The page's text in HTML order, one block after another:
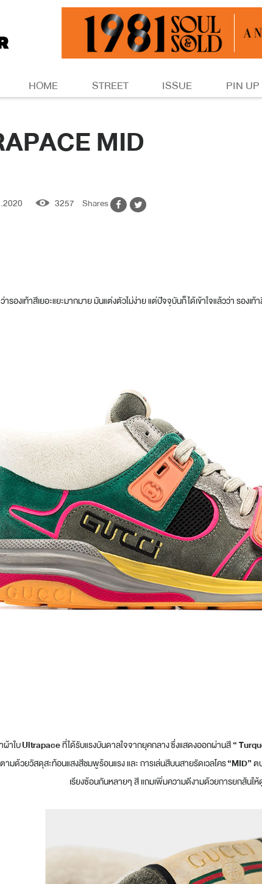
HOME STREET ISSUE PIN
MID
3257 Shares
ารองเท้าสีเยอะแยะมากมาย มันแต่งตัวไม่ง่าย แต่ปัจจุบันก็ได้เข้าใจแล้วว่า รองเ
ผ้าใบUltrapaceที่ได้รับแรงบันดาลใจจากยุคกลางซึ่งแสดงออกผ่านสี“
ามด้วยวัสดุสะท้อนแสงสีชมพูร้อนแรง และ การเล่นสีบนสายรัดเวลโคร“MID”ต
เรียงซ้อนกันหลายๆ สี แถมเพิ่มความดีงามด้วยการยกส้นใ